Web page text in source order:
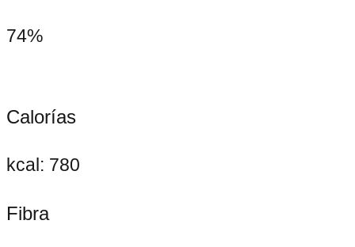
74%
Calorías
kcal: 780
Fibra